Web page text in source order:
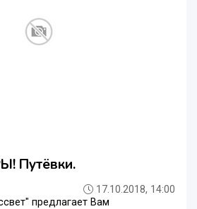
Путёвки.
17.10.2018, 14:00
предлагает Вам